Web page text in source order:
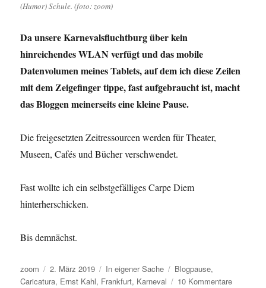
COVID-
19
und
Neuigkeiten
für
in
Dortmund.
(Humor) Schule. (foto: zoom)
Da unsere Karnevalsfluchtburg über kein
hinreichendes WLAN verfügt und das mobile
Datenvolumen meines Tablets, auf dem ich diese Zeilen
mit dem Zeigefinger tippe, fast aufgebraucht ist, macht
das Bloggen meinerseits eine kleine Pause.
Die freigesetzten Zeitressourcen werden für Theater,
Museen, Cafés und Bücher verschwendet.
Fast wollte ich ein selbstgefälliges Carpe Diem
hinterherschicken.
Bis demnächst.
Autor
zoom
Veröffentlicht
am
2. März 2019 Kategorien
In eigener Sache Schlagwörter
Blogpause,
Caricatura, Ernst Kahl, Frankfurt, Karneval 10 Kommentarezu